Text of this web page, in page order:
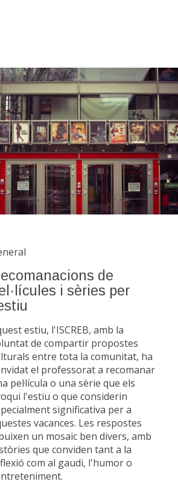
de
i sèries per
estiu, l'ISCREB, amb la
de compartir propostes
entre tota la comunitat, ha
el professorat a recomanar
pel·lícula o una sèrie que els
l'estiu o que considerin
significativa per a
vacances. Les respostes
un mosaic ben divers, amb
que conviden tant a la
com al gaudi, l'humor o